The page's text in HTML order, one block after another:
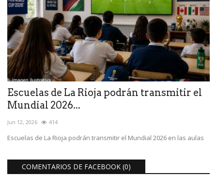
Escuelas de La Rioja podrán transmitir el
Mundial 2026...
Jun 12, 2026 414
Escuelas de La Rioja podrán transmitir el Mundial 2026 en las aulas
COMENTARIOS DE FACEBOOK (0)